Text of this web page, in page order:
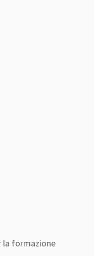
la formazione